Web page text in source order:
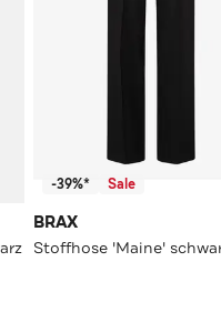
-39%* Sale
BRAX
Stoffhose 'Maine'